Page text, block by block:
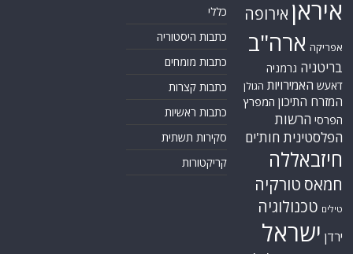
איראן אירופה
אפריקה ארה"ב
בריטניה גרמניה
דאעש האמירויות הגולן
המזרח התיכון המפרץ
הפרסי הרשות
הפלסטינית חות'ים
חיזבאללה
חמאס טורקיה
טילים טכנולוגיה
ירדן ישראל
כללי
כתבות היסטוריה
כתבות מומחים
כתבות קצרות
כתבות ראשיות
סקירות תשתית
קריקטורות